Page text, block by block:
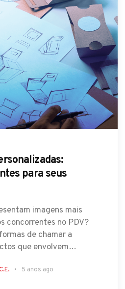
para seus
imagens mais
concorrentes no PDV?
de chamar a
que envolvem…
5 anos ago